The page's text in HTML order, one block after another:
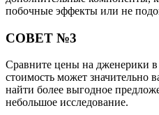
побочные эффекты или не
СОВЕТ №3
Сравните цены на дженерики в
стоимость может значительно
найти более выгодное
небольшое исследование.